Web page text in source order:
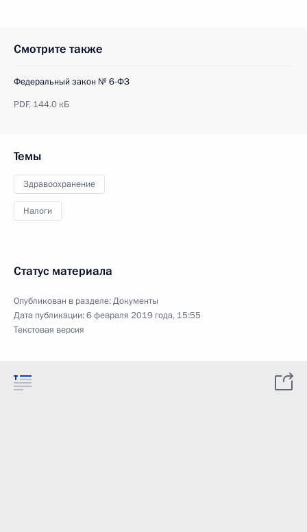
Смотрите также
Федеральный закон № 6-ФЗ
PDF, 144.0 кБ
Темы
Здравоохранение
Налоги
Статус материала
Опубликован в разделе:Документы
Дата публикации:6 февраля 2019 года, 15:55
Текстовая версия